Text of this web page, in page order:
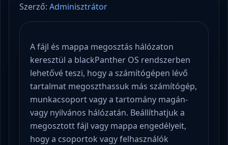
Szerző: Adminisztrátor
A fájl és mappa megosztás hálózaton
keresztül a blackPanther OS rendszerben
lehetővé teszi, hogy a számítógépen lévő
tartalmat megoszthassuk más számítógép,
munkacsoport vagy a tartomány magán-
vagy nyilvános hálózatán. Beállíthatjuk a
megosztott fájl vagy mappa engedélyeit,
hogy a csoportok vagy felhasználók